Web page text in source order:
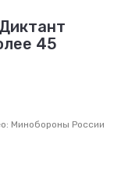
45
Минобороны России